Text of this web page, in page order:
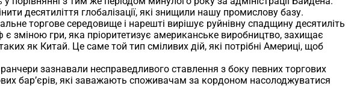
десятиліття глобалізації, які знищили нашу промислову базу.
торгове середовище і нарешті вирішує руйнівну спадщину десятиліть
є зміною гри, яка пріоритетизує американське виробництво, захищає
як Китай. Це саме той тип сміливих дій, які потрібні Америці, щоб
зазнавали несправедливого ставлення з боку певних торгових
бар’єрів, які заважають споживачам за кордоном насолоджуватися